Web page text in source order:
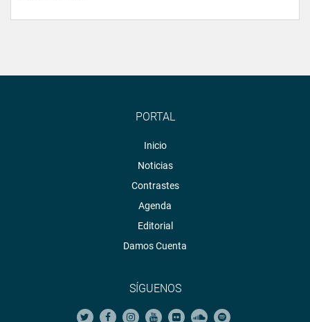
PORTAL
Inicio
Noticias
Contrastes
Agenda
Editorial
Damos Cuenta
SÍGUENOS